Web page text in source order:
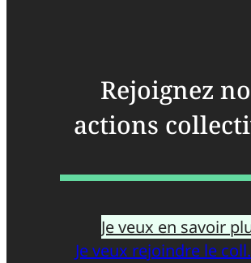
Rejoignez
actions
Je veux en savoir
Je veux rejoindre le